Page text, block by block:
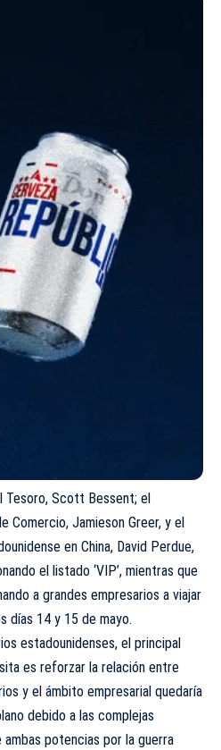
Tesoro, Scott Bessent; el
Comercio, Jamieson Greer, y el
en China, David Perdue,
el listado ‘VIP’, mientras que
a grandes empresarios a viajar
días 14 y 15 de mayo.
estadounidenses, el principal
es reforzar la relación entre
y el ámbito empresarial quedaría
debido a las complejas
potencias por la guerra